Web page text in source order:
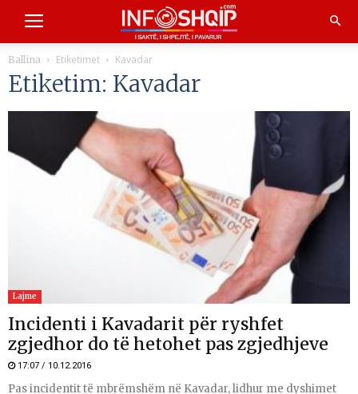
Ballina Etiketimet Kavadar
Etiketim: Kavadar
Lajme
Incidenti i Kavadarit për ryshfet
zgjedhor do të hetohet pas zgjedhjeve
17:07 / 10.12.2016
Pas incidentit të mbrëmshëm në Kavadar, lidhur me dyshimet